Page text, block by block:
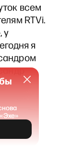
всем
RTVi.
у
я